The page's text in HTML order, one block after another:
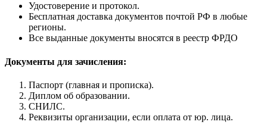
Удостоверение и протокол.
Бесплатная доставка документов почтой РФ в любые
регионы.
Все выданные документы вносятся в реестр ФРДО
Документы для зачисления:
Паспорт (главная и прописка).
Диплом об образовании.
СНИЛС.
Реквизиты организации, если оплата от юр. лица.